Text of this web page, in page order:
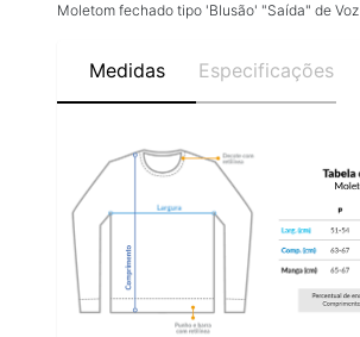
Moletom fechado tipo 'Blusão' "Saída" de
Medidas Especificações